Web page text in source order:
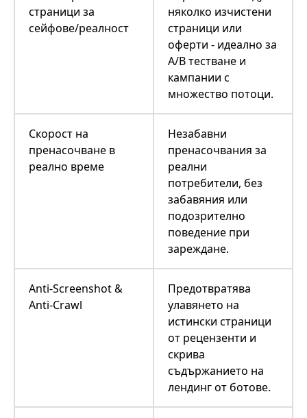
страници за
сейфове/реалност
няколко изчистени
страници или
оферти - идеално за
A/B тестване и
кампании с
множество потоци.
Скорост на
пренасочване в
реално време
Незабавни
пренасочвания за
реални
потребители, без
забавяния или
подозрително
поведение при
зареждане.
Anti-Screenshot &
Anti-Crawl
Предотвратява
улавянето на
истински страници
от рецензенти и
скрива
съдържанието на
лендинг от ботове.